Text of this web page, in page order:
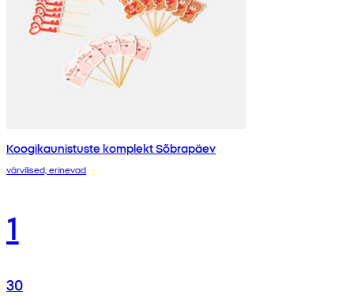
Koogikaunistuste komplekt Sõbrapäev
värvilised, erinevad
1
30